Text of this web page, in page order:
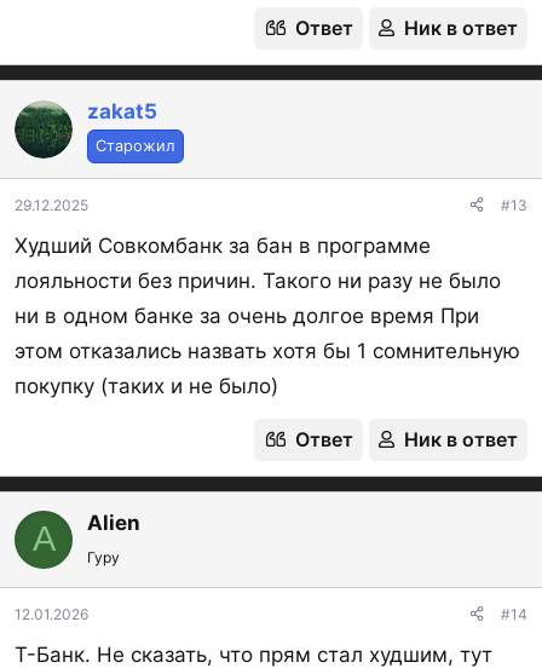
Ответ Ник в ответ
zakat5
Старожил
29.12.2025 #13
Худший Совкомбанк за бан в программе
лояльности без причин. Такого ни разу не было
ни в одном банке за очень долгое время При
этом отказались назвать хотя бы 1 сомнительную
покупку (таких и не было)
Ответ Ник в ответ
A Alien
Гуру
12.01.2026 #14
Т-Банк. Не сказать, что прям стал худшим, тут